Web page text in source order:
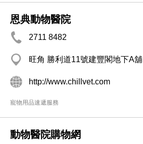
恩典動物醫院
2711 8482
旺角 勝利道11號建豐閣地下A舖
http://www.chillvet.com
寵物用品速遞服務
動物醫院購物網